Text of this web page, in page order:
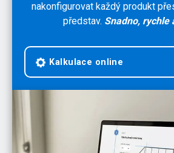
nakonfigurovat každý produkt
představ. Snadno, rychle
Kalkulace online